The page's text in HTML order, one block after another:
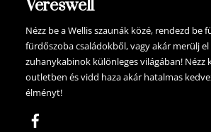
változatok
a
termékoldalon
választhatók
Vereswell
Nézz be a Wellis szaunák közé, rendezd be
fürdőszoba családokből, vagy akár merülj el
zuhanykabinok különleges világában! Nézz
outletben és vidd haza akár hatalmas
élményt!